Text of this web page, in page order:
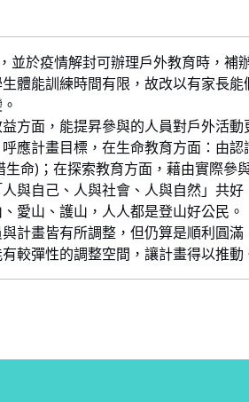
並於疫情解封可辦理戶外教育時，
體能訓練時間有限，故改以有家長
方面，能提昇參與的人員對戶外活
應計畫目標，在生命教育方面：由
命)；在探索教育方面，藉由實際
與自己、人與社會、人與自然」共
愛山、護山，人人都是登山好公民。
計畫皆有所調整，但仍算是順利圓
較彈性的調整空間，讓計畫得以推動